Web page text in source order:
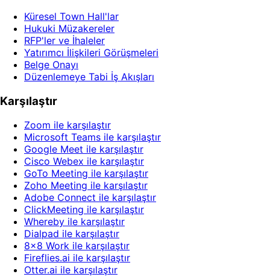
Küresel Town Hall'lar
Hukuki Müzakereler
RFP'ler ve İhaleler
Yatırımcı İlişkileri Görüşmeleri
Belge Onayı
Düzenlemeye Tabi İş Akışları
Karşılaştır
Zoom ile karşılaştır
Microsoft Teams ile karşılaştır
Google Meet ile karşılaştır
Cisco Webex ile karşılaştır
GoTo Meeting ile karşılaştır
Zoho Meeting ile karşılaştır
Adobe Connect ile karşılaştır
ClickMeeting ile karşılaştır
Whereby ile karşılaştır
Dialpad ile karşılaştır
8x8 Work ile karşılaştır
Fireflies.ai ile karşılaştır
Otter.ai ile karşılaştır